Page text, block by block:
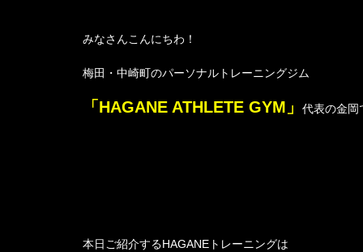
みなさんこんにちわ！
梅田・中崎町のパーソナルトレーニングジム
「HAGANE ATHLETE GYM」 代表の金岡
本日ご紹介するHAGANEトレーニングは